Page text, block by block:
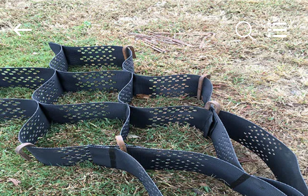
บ้าน
สินค้า
เกี่ยว
2026
HUATAO
LOVER
LTD.
All
Rights
Reserved.